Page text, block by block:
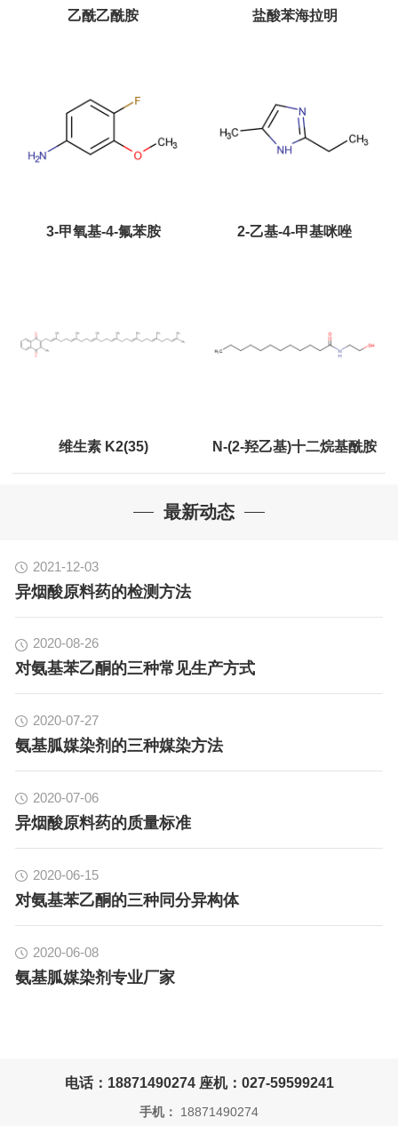
乙酰乙酰胺 盐酸苯海拉明
3-甲氧基-4-氟苯胺 2-乙基-4-甲基咪唑
维生素 K2(35) N-(2-羟乙基)十二烷基酰胺
最新动态
2021-12-03
异烟酸原料药的检测方法
2020-08-26
对氨基苯乙酮的三种常见生产方式
2020-07-27
氨基胍媒染剂的三种媒染方法
2020-07-06
异烟酸原料药的质量标准
2020-06-15
对氨基苯乙酮的三种同分异构体
2020-06-08
氨基胍媒染剂专业厂家
电话：18871490274 座机：027-59599241
手机： 18871490274